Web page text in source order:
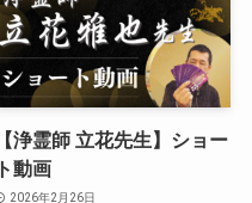
【浄霊師 立花先生】ショー
ト動画
2026年2月26日